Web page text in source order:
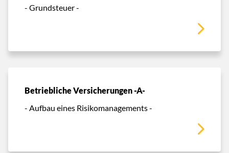
- Grundsteuer -
Betriebliche Versicherungen -A-
- Aufbau eines Risikomanagements -